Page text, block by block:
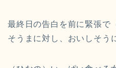
最終日の告白を前に緊張で
そうまに対し、おいしそう